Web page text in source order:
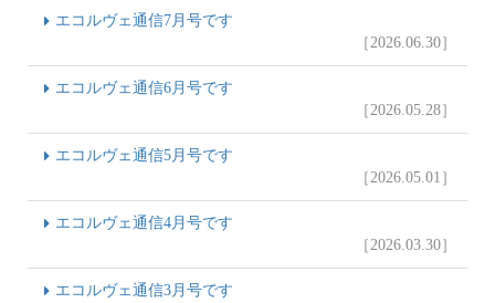
エコルヴェ通信7月号です
［2026.06.30］
エコルヴェ通信6月号です
［2026.05.28］
エコルヴェ通信5月号です
［2026.05.01］
エコルヴェ通信4月号です
［2026.03.30］
エコルヴェ通信3月号です